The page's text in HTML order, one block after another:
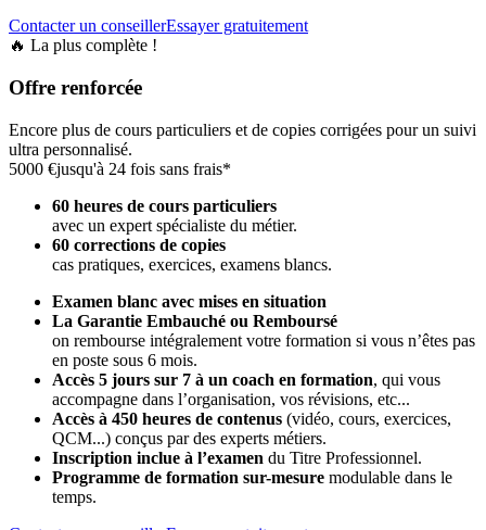
Contacter un conseillerEssayer gratuitement
🔥 La plus complète !
Offre renforcée
Encore plus de cours particuliers et de copies corrigées pour un suivi
ultra personnalisé.
5000 €jusqu'à 24 fois sans frais*
60 heures de cours particuliers
avec un expert spécialiste du métier.
60 corrections de copies
cas pratiques, exercices, examens blancs.
Examen blanc avec mises en situation
La Garantie Embauché ou Remboursé
on rembourse intégralement votre formation si vous n’êtes pas
en poste sous 6 mois.
Accès 5 jours sur 7 à un coach en formation, qui vous
accompagne dans l’organisation, vos révisions, etc...
Accès à 450 heures de contenus (vidéo, cours, exercices,
QCM...) conçus par des experts métiers.
Inscription inclue à l’examen du Titre Professionnel.
Programme de formation sur-mesure modulable dans le
temps.